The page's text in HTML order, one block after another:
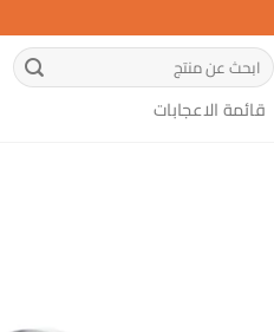
البحث
عن:
قائمة الاعجابات